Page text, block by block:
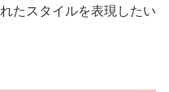
たスタイルを表現したい